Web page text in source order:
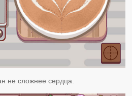
не сложнее сердца.